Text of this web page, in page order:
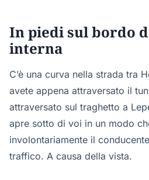
In piedi sul bordo
interna
C’è una curva nella strada tra
avete appena attraversato il
attraversato sul traghetto a
apre sotto di voi in un modo
involontariamente il
traffico. A causa della vista.